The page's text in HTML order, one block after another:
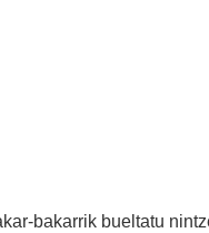
bakarrik bueltatu